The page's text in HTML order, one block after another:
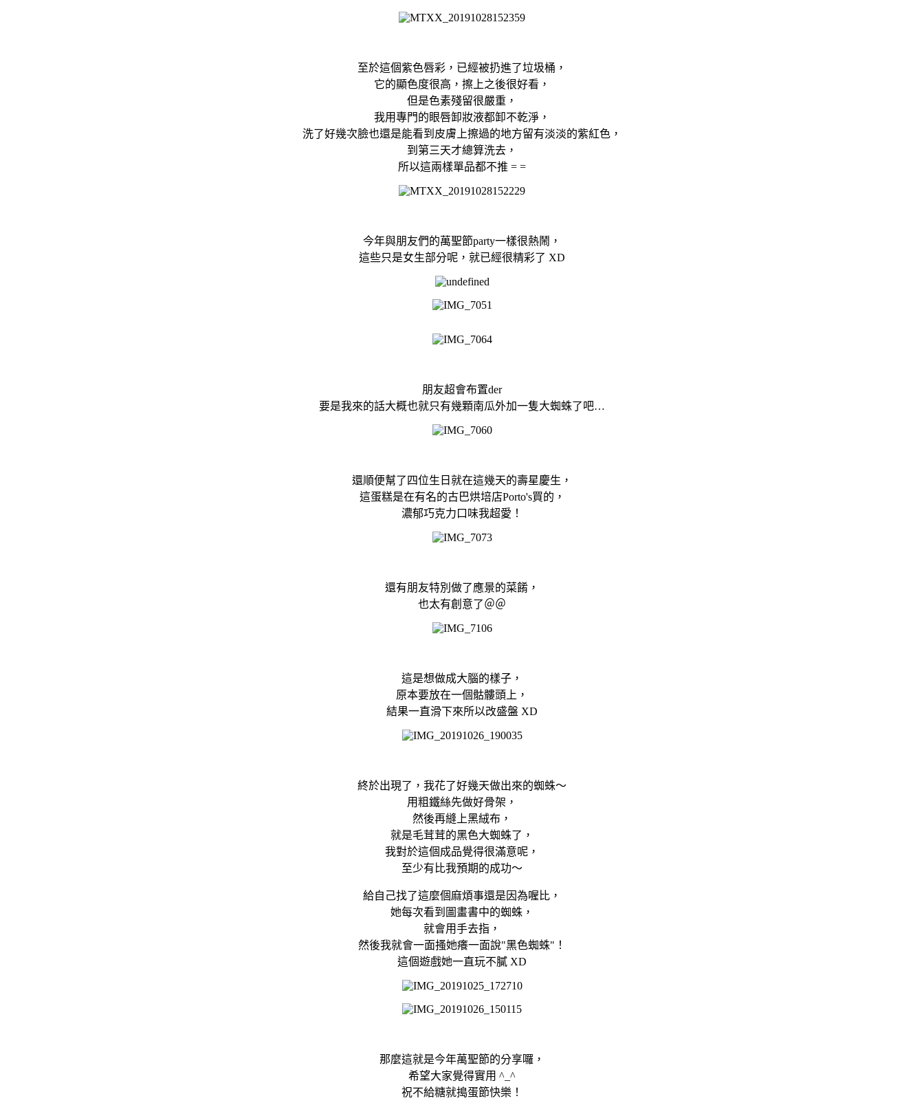
至於這個紫色唇彩，已經被扔進了垃圾桶，
它的顯色度很高，擦上之後很好看，
但是色素殘留很嚴重，
我用專門的眼唇卸妝液都卸不乾淨，
洗了好幾次臉也還是能看到皮膚上擦過的地方留有淡淡的紫紅色，
到第三天才總算洗去，
所以這兩樣單品都不推 = =
今年與朋友們的萬聖節party一樣很熱鬧，
這些只是女生部分呢，就已經很精彩了 XD
朋友超會布置der
要是我來的話大概也就只有幾顆南瓜外加一隻大蜘蛛了吧…
還順便幫了四位生日就在這幾天的壽星慶生，
這蛋糕是在有名的古巴烘培店Porto's買的，
濃郁巧克力口味我超愛！
還有朋友特別做了應景的菜餚，
也太有創意了＠＠
這是想做成大腦的樣子，
原本要放在一個骷髏頭上，
結果一直滑下來所以改盛盤 XD
終於出現了，我花了好幾天做出來的蜘蛛～
用粗鐵絲先做好骨架，
然後再縫上黑絨布，
就是毛茸茸的黑色大蜘蛛了，
我對於這個成品覺得很滿意呢，
至少有比我預期的成功～
給自己找了這麼個麻煩事還是因為喔比，
她每次看到圖畫書中的蜘蛛，
就會用手去指，
然後我就會一面搔她癢一面說"黑色蜘蛛"！
這個遊戲她一直玩不膩 XD
那麼這就是今年萬聖節的分享囉，
希望大家覺得實用 ^_^
祝不給糖就搗蛋節快樂！